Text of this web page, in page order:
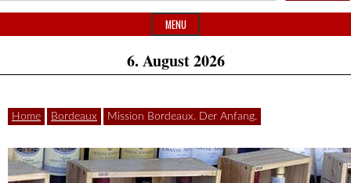
Das
Leben
Area
MENU
6. August 2026
Home Bordeaux Mission Bordeaux. Der Anfang.